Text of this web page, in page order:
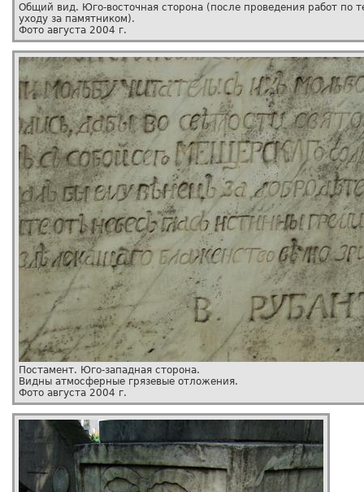
Общий вид. Юго-восточная сторона (после проведения работ по
уходу за памятником).
Фото августа 2004 г.
Постамент. Юго-западная сторона.
Видны атмосферные грязевые отложения.
Фото августа 2004 г.